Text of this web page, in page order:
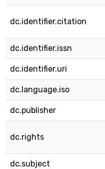
dc.identifier.citation
dc.identifier.issn
dc.identifier.uri
dc.language.iso
dc.publisher
dc.rights
dc.subject